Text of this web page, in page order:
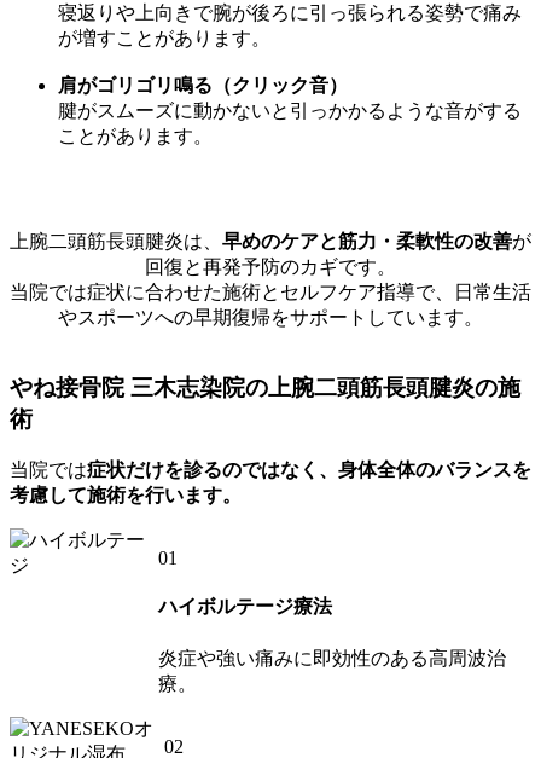
寝返りや上向きで腕が後ろに引っ張られる姿勢で痛み
が増すことがあります。
肩がゴリゴリ鳴る（クリック音）
腱がスムーズに動かないと引っかかるような音がする
ことがあります。
上腕二頭筋長頭腱炎は、 早めのケアと筋力・柔軟性の改善が
回復と再発予防のカギです。
当院では症状に合わせた施術とセルフケア指導で、日常生活
やスポーツへの早期復帰をサポートしています。
やね接骨院 三木志染院の上腕二頭筋長頭腱炎の施
術
当院では症状だけを診るのではなく、身体全体のバランスを
考慮して施術を行います。
01
ハイボルテージ療法
炎症や強い痛みに即効性のある高周波治
療。
02